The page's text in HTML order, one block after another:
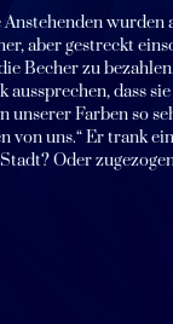
wurden
aber gestreckt
Becher zu
dass
unserer Farben so
von uns.“ Er trank
Oder